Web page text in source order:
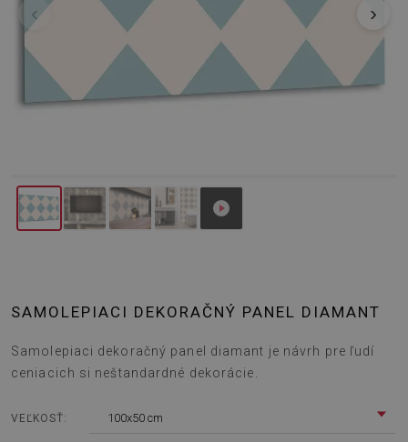
‹ ›
SAMOLEPIACI DEKORAČNÝ PANEL DIAMANT
Samolepiaci dekoračný panel diamant je návrh pre ľudí
ceniacich si neštandardné dekorácie.
VEĽKOSŤ: 100x50 cm